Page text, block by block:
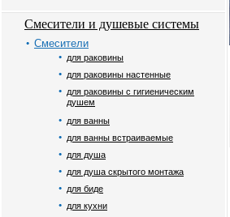
Смесители и душевые системы
Смесители
для раковины
для раковины настенные
для раковины с гигиеническим
душем
для ванны
для ванны встраиваемые
для душа
для душа скрытого монтажа
для биде
для кухни